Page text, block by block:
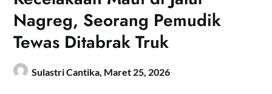
Nagreg, Seorang Pemudik
Tewas Ditabrak Truk
Sulastri Cantika, Maret 25, 2026